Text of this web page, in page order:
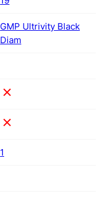
GMP Ultrivity Black
Diam
1